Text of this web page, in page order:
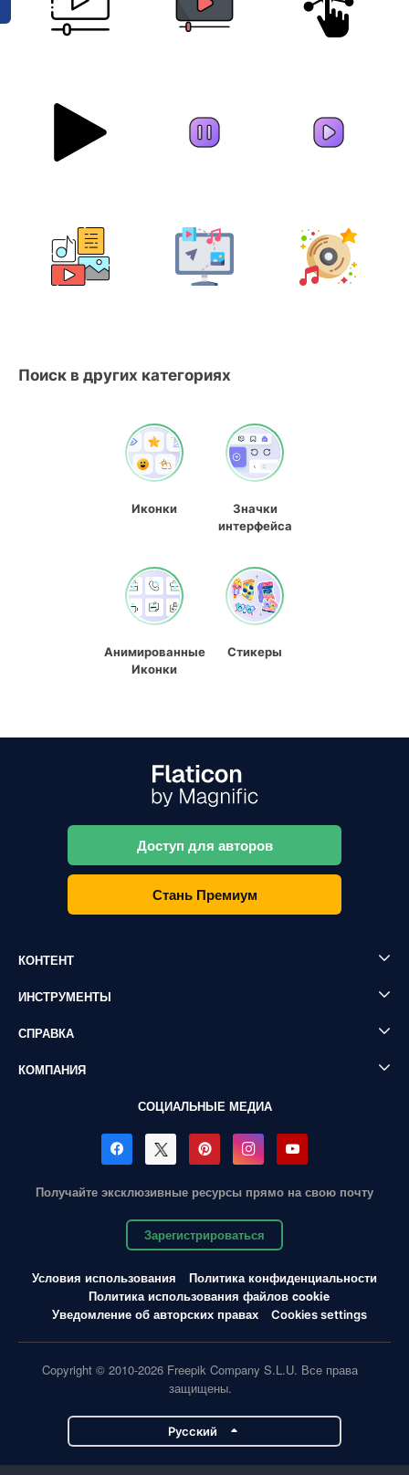
Поиск в других категориях
Иконки
Значки
интерфейса
Анимированные
Иконки
Стикеры
Доступ для авторов
Стань Премиум
КОНТЕНТ
ИНСТРУМЕНТЫ
СПРАВКА
КОМПАНИЯ
СОЦИАЛЬНЫЕ МЕДИА
Получайте эксклюзивные ресурсы прямо на свою почту
Зарегистрироваться
Условия использования
Политика конфиденциальности
Политика использования файлов cookie
Уведомление об авторских правах
Cookies settings
Copyright © 2010-2026 Freepik Company S.L.U. Все права
защищены.
Pусский